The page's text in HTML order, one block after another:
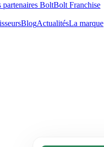
partenaires BoltBolt Franchise
BlogActualitésLa marque